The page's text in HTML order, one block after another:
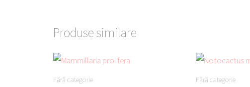
Produse similare
Fără categorie Fără categorie